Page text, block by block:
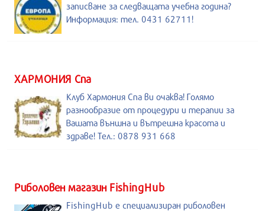
записване за следващата учебна година?
Информация: тел. 0431 62711!
ХАРМОНИЯ Спа
Клуб Хармония Спа ви очаква! Голямо
разнообразие от процедури и терапии за
Вашата външна и вътрешна красота и
здраве! Тел.: 0878 931 668
Риболовен магазин FishingHub
FishingHub е специализиран риболовен